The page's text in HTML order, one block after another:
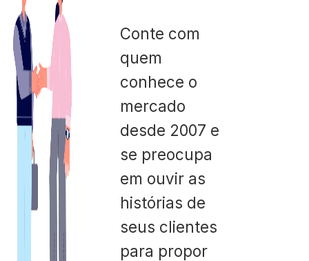
Conte com
quem
conhece o
mercado
desde 2007 e
se preocupa
em ouvir as
histórias de
seus clientes
para propor